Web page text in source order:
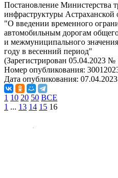
Постановление Министерства
инфраструктуры
"О введении временного
автомобильным дорогам
и межмуниципального
году в весенний период"
(Зарегистрирован 05.04.2023
Номер опубликования:
Дата опубликования: 07.04.2023
1 10 20 50 ВСЕ
1 ... 13 14 15 16